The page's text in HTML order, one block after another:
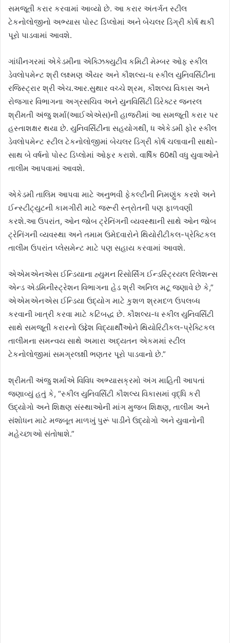
સમજૂતી કરાર કરવામાં આવ્યો છે. આ કરાર અંતર્ગત સ્ટીલ
ટેકનોલોજીનો અભ્યાસ પોસ્ટ ડિપ્લોમાં અને બેચલર ડિગ્રી કોર્ષ થકી
પૂરો પાડવામાં આવશે.
ગાંધીનગરમાં એકેડમીના એક્ઝિક્યુટીવ કમિટી મેમ્બર ઓફ સ્કીલ
ડેવલોપમેન્ટ શ્રી લક્ષ્મણ ઐયર અને કૌશલ્ય-ધ સ્કીલ યુનિવર્સિટીના
રજિસ્ટ્રાર શ્રી એચ.આર.સુથાર વચ્ચે શ્રમ, કૌશલ્ય વિકાસ અને
રોજગાર વિભાગના અગ્રસચિવ અને યુનવિર્સિટી ડિરેક્ટર જનરલ
શ્રીમતી અંજુ શર્મા(આઈએએસ)ની હાજરીમાં આ સમજૂતી કરાર પર
હસ્તાશક્ષર થયા છે. યુનિવર્સિટીના સહયોગથી, ધ એકેડમી ફોર સ્કીલ
ડેવલોપમેન્ટ સ્ટીલ ટેકનોલોજીમાં બેચલર ડિગ્રી કોર્ષ ચલાવાની સાથો-
સાથ બે વર્ષનો પોસ્ટ ડિપ્લોમાં ઓફર કરાશે. વાર્ષિક 60થી વધુ યુવાઓને
તાલીમ આપવામાં આવશે.
એકેડમી તાલિમ આપવા માટે અનુભવી ફેકલ્ટીની નિમણુંક કરશે અને
ઈન્સ્ટીટ્યુટની કામગીરી માટે જરૂરી સ્ત્રોતની પણ ફાળવણી
કરશે.આ ઉપરાંત, ઓન જોબ ટ્રેનિંગની વ્યવસ્થાની સાથે ઓન જોબ
ટ્રેનિંગની વ્યવસ્થા અને તમામ ઉમેદવારોને થિયોરીટીકલ-પ્રેક્ટિકલ
તાલીમ ઉપરાંત પ્લેસમેન્ટ માટે પણ સહાય કરવામાં આવશે.
એએમએનએસ ઈન્ડિયાના હ્યુમન રિસોર્સિંગ ઈન્ડસ્ટ્રિયલ રિલેશન્સ
એન્ડ એડમિનીસ્ટ્રેશન વિભાગના હેડ શ્રી અનિલ મટૂ જણાવે છે કે,”
એએમએનએસ ઈન્ડિયા ઉદ્યોગ માટે કુશળ શ્રમદળ ઉપલબ્ધ
કરવાની ખાત્રી કરવા માટે કટિબદ્ધ છે. કૌશલ્ય-ધ સ્કીલ યુનિવર્સિટી
સાથે સમજૂતી કરારનો ઉદ્દેશ વિદ્યાર્થીઓને થિયોરિટીકલ-પ્રેક્ટિકલ
તાલીમના સમન્વય સાથે અમારા અદ્યતન એકમમાં સ્ટીલ
ટેકનોલોજીમાં સમગ્રલક્ષી ભણતર પૂરો પાડવાનો છે.”
શ્રીમતી અંજુ શર્માએ વિવિધ અભ્યાસક્રમો અંગ માહિતી આપતાં
જણાવ્યું હતું કે, “સ્કીલ યુનિવર્સિટી કૌશલ્ય વિકાસમાં વૃદ્ધિ કરી
ઉદ્યોગો અને શિક્ષણ સંસ્થાઓની માંગ મુજબ શિક્ષણ, તાલીમ અને
સંશોધન માટે મજબૂત માળખું પુરૂં પાડીને ઉદ્યોગો અને યુવાનોની
મહેચ્છાઓ સંતોષાશે.”